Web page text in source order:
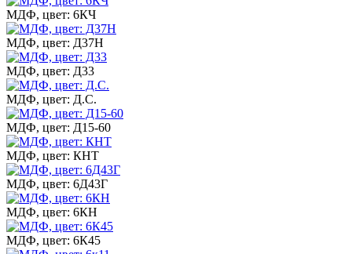
МДФ, цвет: 6КЧ
МДФ, цвет: Д37Н
МДФ, цвет: Д33
МДФ, цвет: Д.С.
МДФ, цвет: Д15-60
МДФ, цвет: КНТ
МДФ, цвет: 6Д43Г
МДФ, цвет: 6КН
МДФ, цвет: 6К45